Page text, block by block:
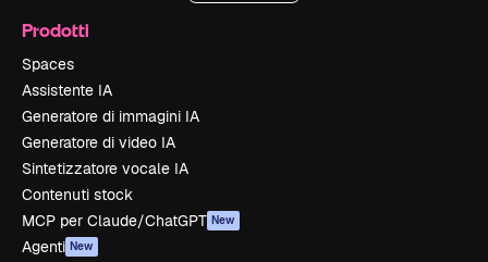
Prodotti
Spaces
Assistente IA
Generatore di immagini IA
Generatore di video IA
Sintetizzatore vocale IA
Contenuti stock
MCP per Claude/ChatGPT New
Agenti New